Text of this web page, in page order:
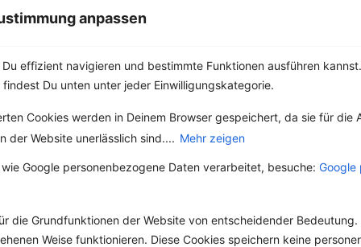
anpassen
effizient navigieren und bestimmte Funktionen ausführen
Du unten unter jeder Einwilligungskategorie.
Cookies werden in Deinem Browser gespeichert, da sie für die
der Website unerlässlich sind.... Mehr zeigen
Google personenbezogene Daten verarbeitet, besuche: Google
die Grundfunktionen der Website von entscheidender Bedeutung.
Weise funktionieren. Diese Cookies speichern keine
Sind Zitronen
sauer oder
Wer Zitronen mag, hat
den Spruch „Sauer
gehört....